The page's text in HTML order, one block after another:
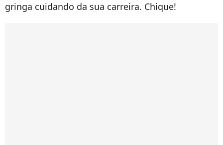
gringa cuidando da sua carreira. Chique!